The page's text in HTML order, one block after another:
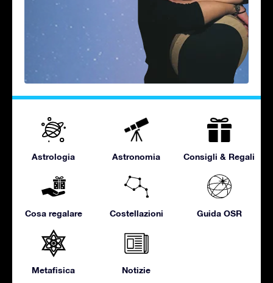
Astrologia Astronomia Consigli & Regali
Cosa regalare Costellazioni Guida OSR
Metafisica Notizie